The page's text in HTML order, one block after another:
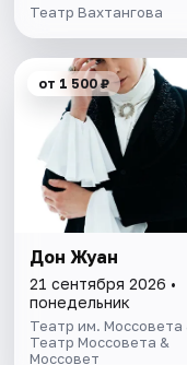
Театр Вахтангова
от 1 500 ₽
Дон Жуан
21 сентября 2026 •
понедельник
Театр им. Моссовета
Театр Моссовета &
Моссовет